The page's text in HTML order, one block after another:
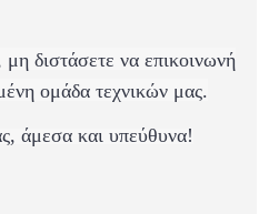
μη διστάσετε να επικοινωνή
ομάδα τεχνικών μας.
άμεσα και υπεύθυνα!